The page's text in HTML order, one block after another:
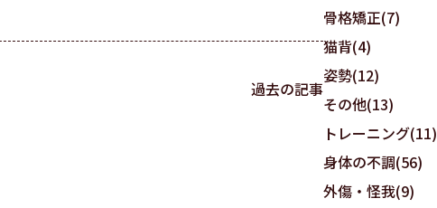
過去の記事
骨格矯正(7)
猫背(4)
姿勢(12)
その他(13)
トレーニング(11)
身体の不調(56)
外傷・怪我(9)